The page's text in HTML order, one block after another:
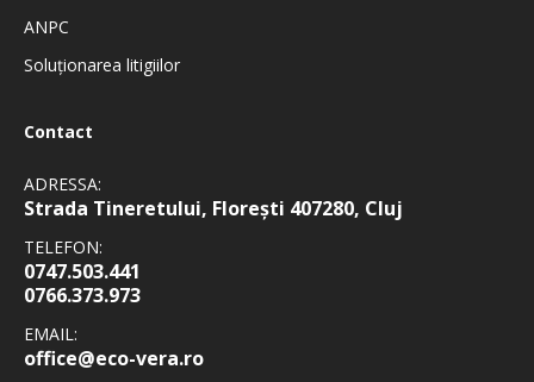
ANPC
Soluționarea litigiilor
Contact
ADRESSA:
Strada Tineretului, Florești 407280, Cluj
TELEFON:
0747.503.441
0766.373.973
EMAIL:
office@eco-vera.ro